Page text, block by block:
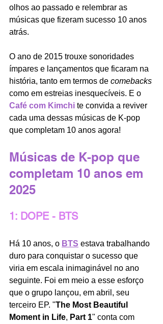
olhos ao passado e relembrar as
músicas que fizeram sucesso 10 anos
atrás.
O ano de 2015 trouxe sonoridades
ímpares e lançamentos que ficaram na
história, tanto em termos de comebacks
como em estreias inesquecíveis. E o
Café com Kimchi te convida a reviver
cada uma dessas músicas de K-pop
que completam 10 anos agora!
Músicas de K-pop que
completam 10 anos em
2025
1: DOPE - BTS
Há 10 anos, o BTS estava trabalhando
duro para conquistar o sucesso que
viria em escala inimaginável no ano
seguinte. Foi em meio a esse esforço
que o grupo lançou, em abril, seu
terceiro EP. "The Most Beautiful
Moment in Life, Part 1" conta com